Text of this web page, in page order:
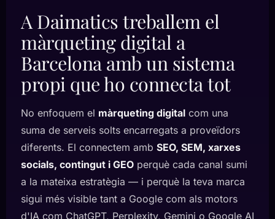
A Daimatics treballem el
màrqueting digital a
Barcelona amb un sistema
propi que ho connecta tot
No enfoquem el màrqueting digital com una
suma de serveis solts encarregats a proveïdors
diferents. El connectem amb SEO, SEM, xarxes
socials, contingut i GEO perquè cada canal sumi
a la mateixa estratègia — i perquè la teva marca
sigui més visible tant a Google com als motors
d'IA com ChatGPT, Perplexity, Gemini o Google AI